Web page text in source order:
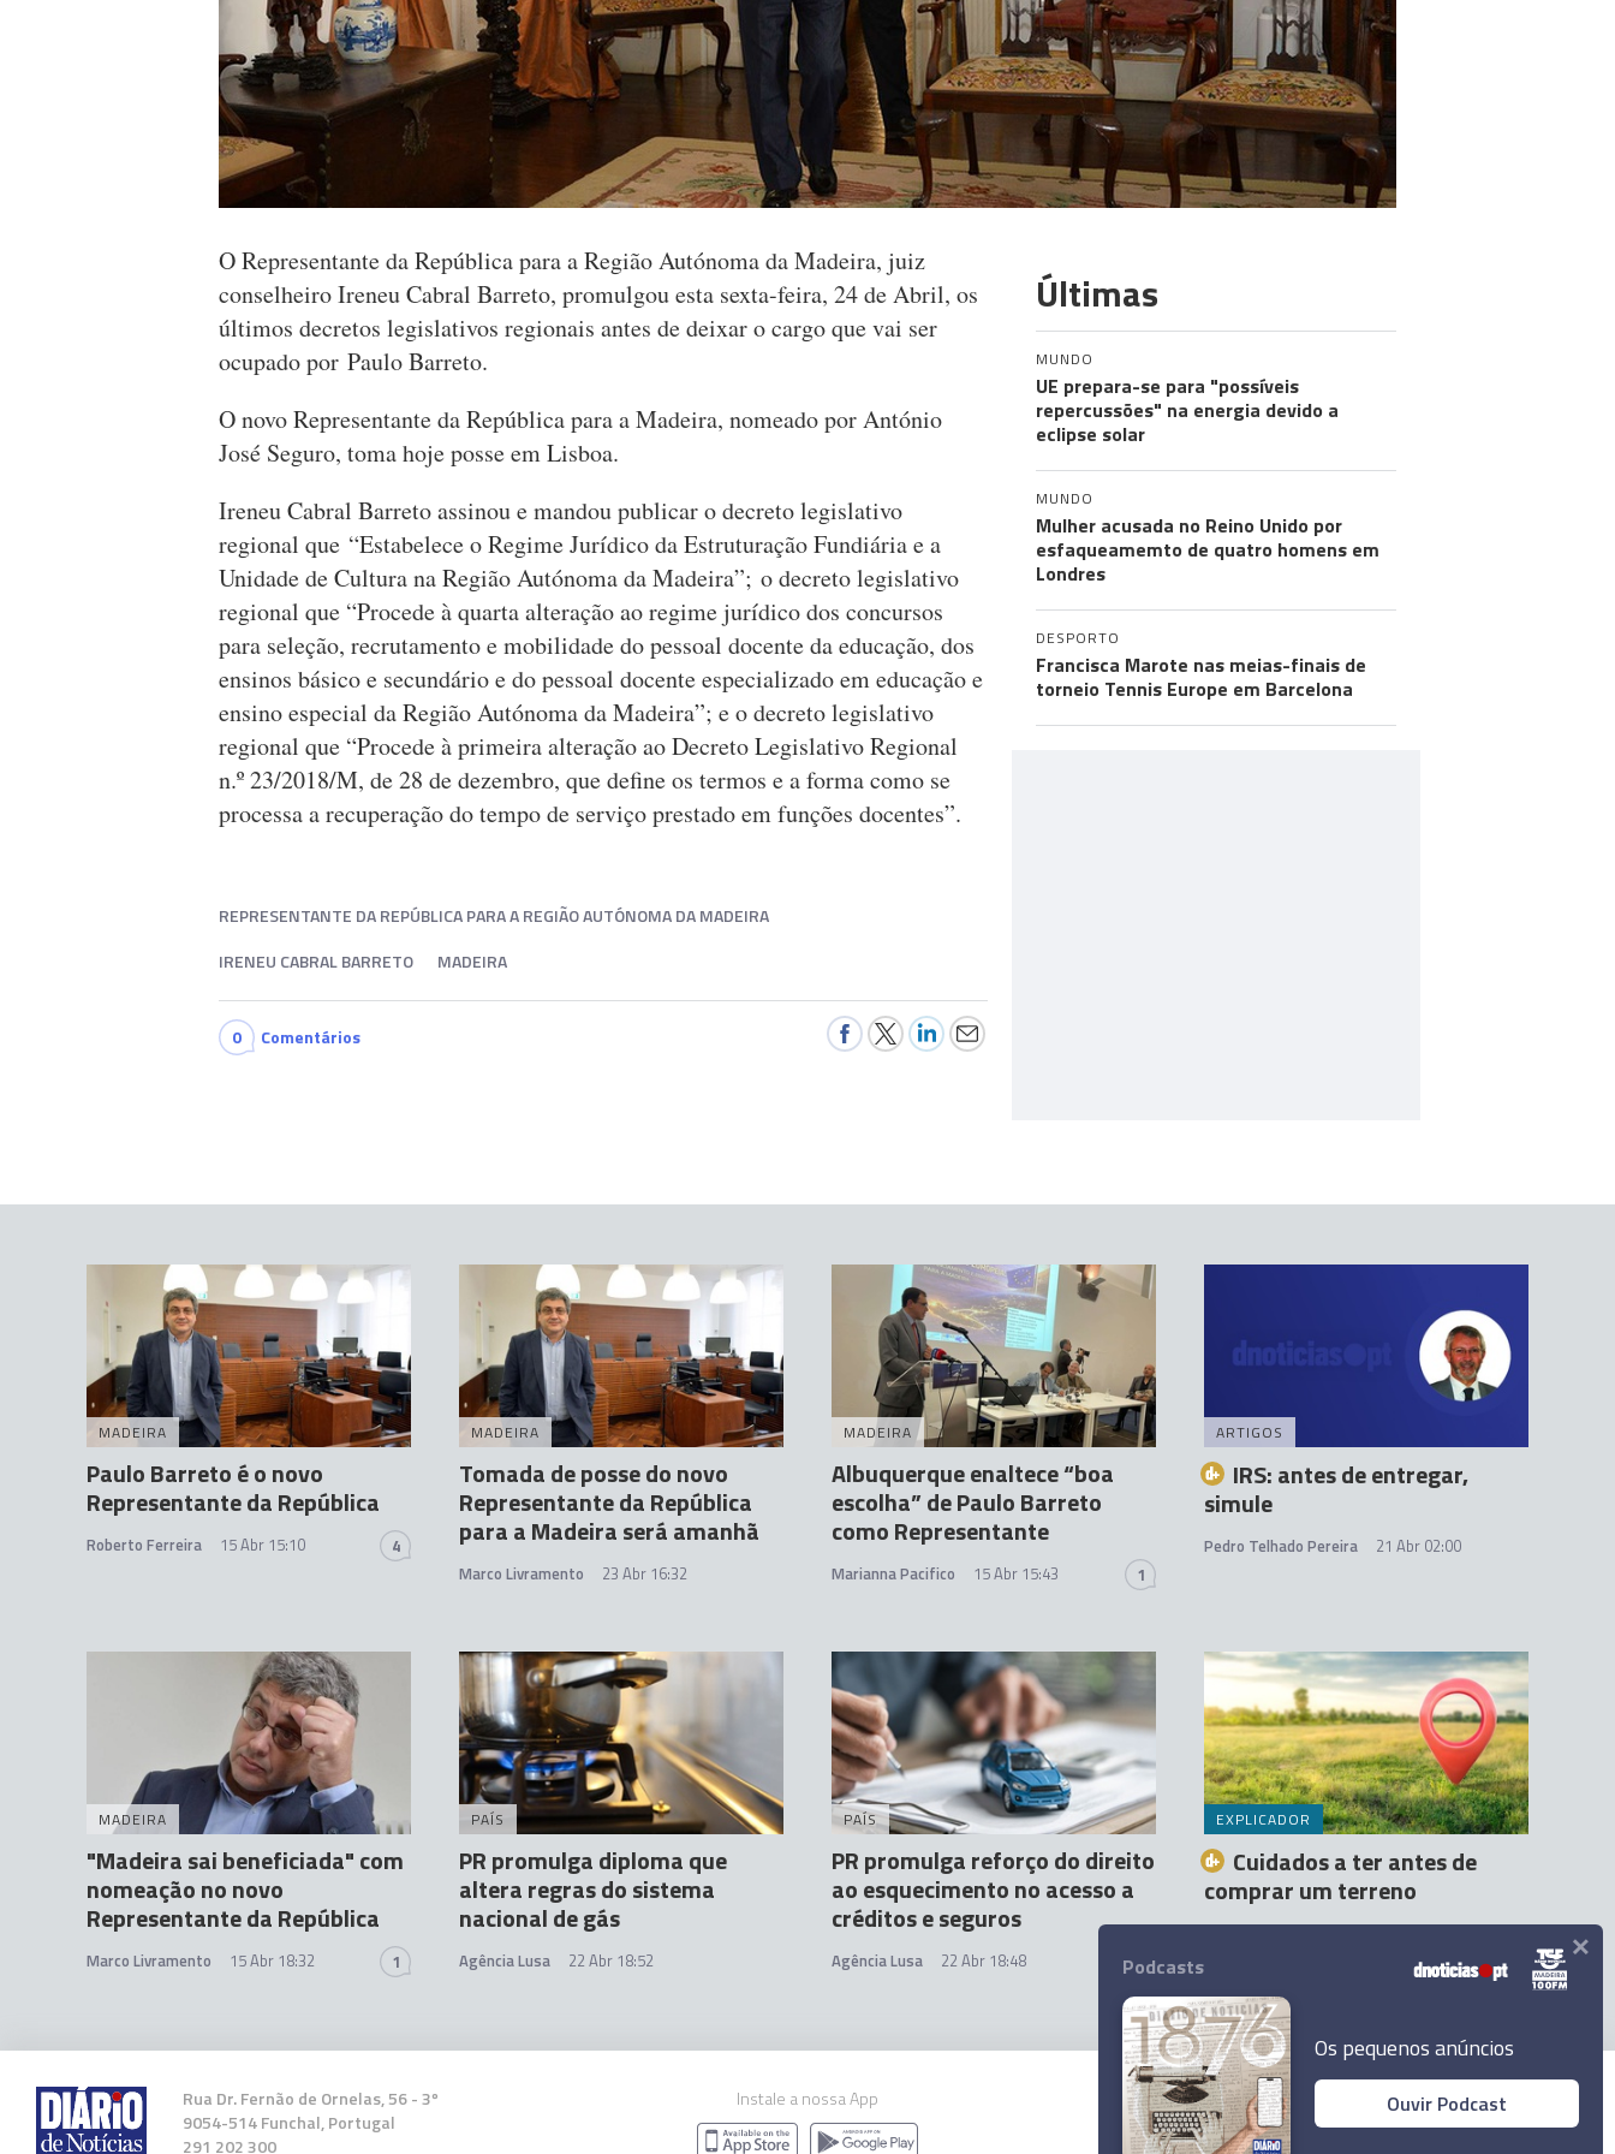
O Representante da República para a Região Autónoma da Madeira, juiz
conselheiro Ireneu Cabral Barreto, promulgou esta sexta-feira, 24 de Abril, os
últimos decretos legislativos regionais antes de deixar o cargo que vai ser
ocupado por Paulo Barreto.
O novo Representante da República para a Madeira, nomeado por António
José Seguro, toma hoje posse em Lisboa.
Ireneu Cabral Barreto assinou e mandou publicar o decreto legislativo
regional que “Estabelece o Regime Jurídico da Estruturação Fundiária e a
Unidade de Cultura na Região Autónoma da Madeira”; o decreto legislativo
regional que “Procede à quarta alteração ao regime jurídico dos concursos
para seleção, recrutamento e mobilidade do pessoal docente da educação, dos
ensinos básico e secundário e do pessoal docente especializado em educação e
ensino especial da Região Autónoma da Madeira”; e o decreto legislativo
regional que “Procede à primeira alteração ao Decreto Legislativo Regional
n.º 23/2018/M, de 28 de dezembro, que define os termos e a forma como se
processa a recuperação do tempo de serviço prestado em funções docentes”.
REPRESENTANTE DA REPÚBLICA PARA A REGIÃO AUTÓNOMA DA MADEIRA
IRENEU CABRAL BARRETO
MADEIRA
0 Comentários
Últimas
MUNDO
UE prepara-se para "possíveis
repercussões" na energia devido a
eclipse solar
MUNDO
Mulher acusada no Reino Unido por
esfaqueamemto de quatro homens em
Londres
DESPORTO
Francisca Marote nas meias-finais de
torneio Tennis Europe em Barcelona
MADEIRA
Paulo Barreto é o novo
Representante da República
Roberto Ferreira 15 Abr 15:10 4
MADEIRA
Tomada de posse do novo
Representante da República
para a Madeira será amanhã
Marco Livramento 23 Abr 16:32
MADEIRA
Albuquerque enaltece “boa
escolha” de Paulo Barreto
como Representante
Marianna Pacifico 15 Abr 15:43 1
ARTIGOS
IRS: antes de entregar,
simule
Pedro Telhado Pereira 21 Abr 02:00
MADEIRA
"Madeira sai beneficiada" com
nomeação no novo
Representante da República
Marco Livramento 15 Abr 18:32 1
PAÍS
PR promulga diploma que
altera regras do sistema
nacional de gás
Agência Lusa 22 Abr 18:52
PAÍS
PR promulga reforço do direito
ao esquecimento no acesso a
créditos e seguros
Agência Lusa 22 Abr 18:48
EXPLICADOR
Cuidados a ter antes de
comprar um terreno
Rua Dr. Fernão de Ornelas, 56 - 3º
9054-514 Funchal, Portugal
291 202 300
Instale a nossa App
© 2026 Empresa Diário de Notícias, Lda.
Podcasts
Os pequenos anúncios
Ouvir Podcast
×